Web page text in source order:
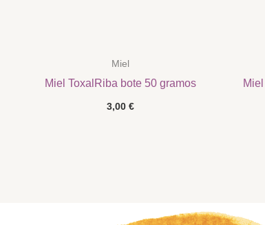
Miel
Miel ToxalRiba bote 50 gramos
3,00 €